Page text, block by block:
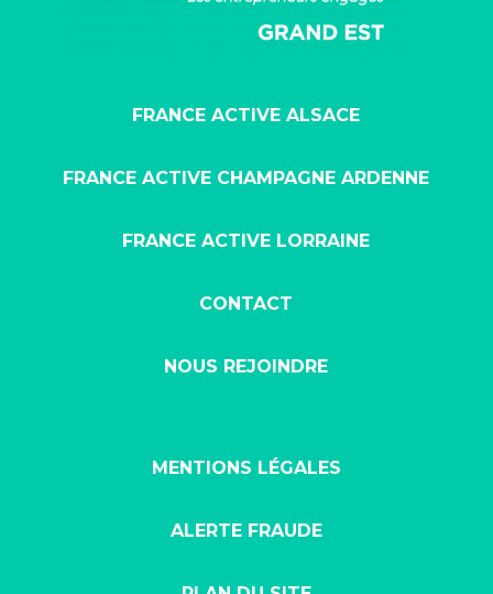
FRANCE ACTIVE ALSACE
FRANCE ACTIVE CHAMPAGNE ARDENNE
FRANCE ACTIVE LORRAINE
CONTACT
NOUS REJOINDRE
MENTIONS LÉGALES
ALERTE FRAUDE